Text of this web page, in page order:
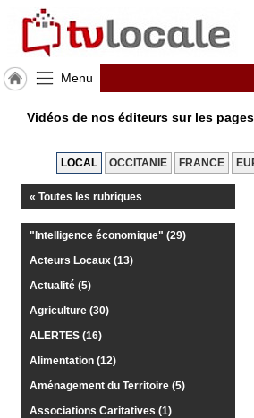
Menu
Métropole
TvLocale
France
Accueil
Vidéos de nos éditeurs sur les
LOCAL OCCITANIE FRANCE
« Toutes les rubriques
"Intelligence économique" (29)
Acteurs Locaux (13)
Actualité (5)
Agriculture (30)
ALERTES (16)
Alimentation (12)
Aménagement du Territoire (5)
Associations Caritatives (1)